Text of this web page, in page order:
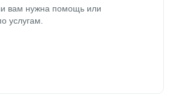
вам нужна помощь или
услугам.